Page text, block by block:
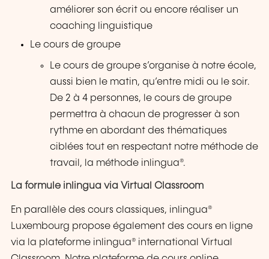
améliorer son écrit ou encore réaliser un
coaching linguistique
Le cours de groupe
Le cours de groupe s’organise à notre école,
aussi bien le matin, qu’entre midi ou le soir.
De 2 à 4 personnes, le cours de groupe
permettra à chacun de progresser à son
rythme en abordant des thématiques
ciblées tout en respectant notre méthode de
travail, la méthode inlingua®.
La formule inlingua via Virtual Classroom
En parallèle des cours classiques, inlingua®
Luxembourg propose également des cours en ligne
via la plateforme inlingua® international Virtual